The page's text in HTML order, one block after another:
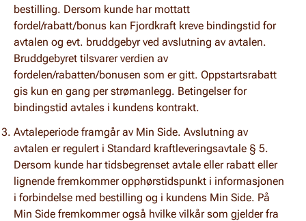
bestilling. Dersom kunde har mottatt
fordel/rabatt/bonus kan Fjordkraft kreve bindingstid for
avtalen og evt. bruddgebyr ved avslutning av avtalen.
Bruddgebyret tilsvarer verdien av
fordelen/rabatten/bonusen som er gitt. Oppstartsrabatt
gis kun en gang per strømanlegg. Betingelser for
bindingstid avtales i kundens kontrakt.
Avtaleperiode framgår av Min Side. Avslutning av
avtalen er regulert i Standard kraftleveringsavtale § 5.
Dersom kunde har tidsbegrenset avtale eller rabatt eller
lignende fremkommer opphørstidspunkt i informasjonen
i forbindelse med bestilling og i kundens Min Side. På
Min Side fremkommer også hvilke vilkår som gjelder fra